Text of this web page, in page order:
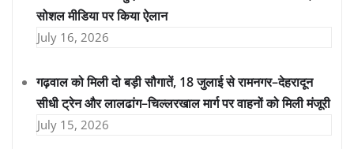
सोशल मीडिया पर किया ऐलान
July 16, 2026
गढ़वाल को मिली दो बड़ी सौगातें, 18 जुलाई से रामनगर–देहरादून
सीधी ट्रेन और लालढांग–चिल्लरखाल मार्ग पर वाहनों को मिली मंजूरी
July 15, 2026